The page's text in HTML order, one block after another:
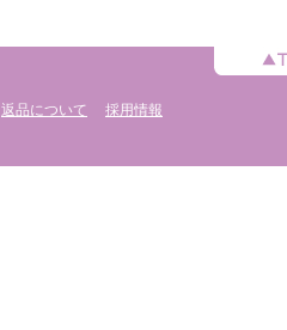
返品について 採用情報